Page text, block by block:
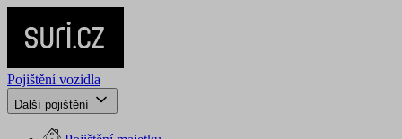
Pojištění vozidla
Další pojištění